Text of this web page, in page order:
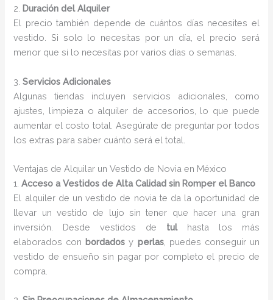
2. Duración del Alquiler
El precio también depende de cuántos días necesites el
vestido. Si solo lo necesitas por un día, el precio será
menor que si lo necesitas por varios días o semanas.
3.Servicios Adicionales
Algunas tiendas incluyen servicios adicionales, como
ajustes, limpieza o alquiler de accesorios, lo que puede
aumentar el costo total. Asegúrate de preguntar por todos
los extras para saber cuánto será el total.
Ventajas de Alquilar un Vestido de Novia en México
1.Acceso a Vestidos de Alta Calidad sin Romper el Banco
El alquiler de un vestido de novia te da la oportunidad de
llevar un vestido de lujo sin tener que hacer una gran
inversión. Desde vestidos de tulhasta los más
elaborados con bordados y perlas, puedes conseguir un
vestido de ensueño sin pagar por completo el precio de
compra.